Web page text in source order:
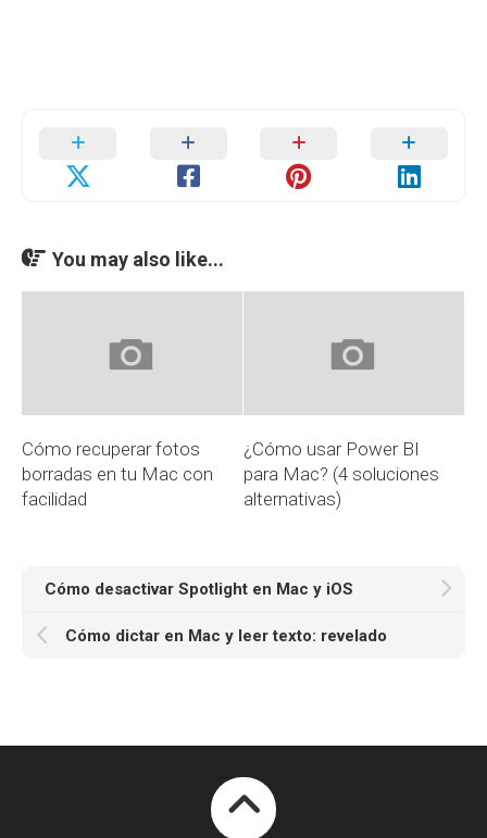
You may also like...
Cómo recuperar fotos
borradas en tu Mac con
facilidad
¿Cómo usar Power BI
para Mac? (4 soluciones
alternativas)
Cómo desactivar Spotlight en Mac y iOS
Cómo dictar en Mac y leer texto: revelado